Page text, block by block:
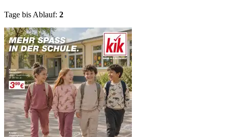
Tage bis Ablauf: 2